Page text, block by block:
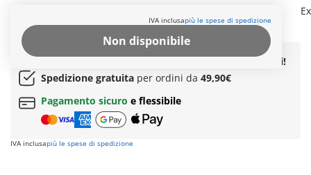
Gewinnspiel, zwei Postermotive und viele Mitmach-Seiten.
Ulteriori informazioni
Tempi di consegnaattualmente 6-8 giorni lavorativi!
Spedizione gratuita per ordini da 49,90€
Pagamento sicuro e flessibile
IVA inclusapiù le spese di spedizione
IVA inclusapiù le spese di spedizione
Non disponibile